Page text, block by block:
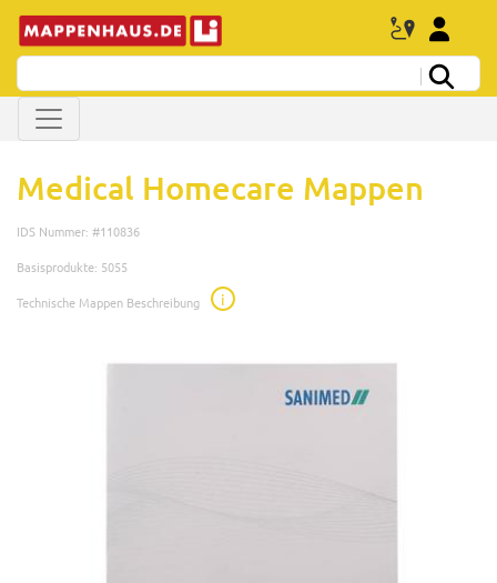
Medical Homecare Mappen
IDS Nummer: #110836
Basisprodukte: 5055
Technische Mappen Beschreibung
i